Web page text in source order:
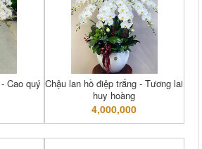
Cao quý Chậu lan hồ điệp trắng - Tương lai
huy hoàng
4,000,000